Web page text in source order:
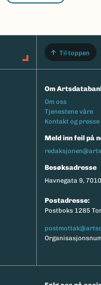
Til toppen
Om
Footermeny
Om oss
Tjenestene våre
Kontakt og presse
Meld inn feil på
Besøksadresse
Havnegata 9,
Postadresse:
Postboks 1285